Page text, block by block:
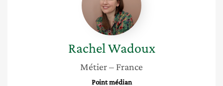
RachelWadoux
Métier– France
Point médian